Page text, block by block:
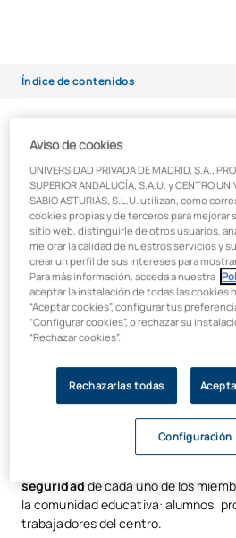
Índice de contenidos
El escenario que estamos viviendo a
precedentes que está poniendo a
Adaptarse a la “nueva normalidad”
teniendo en cuenta que el virus
nuestro país debido a los rebrotes.
Centrándonos en el ámbito
anuncia que está a la vuelta de la
nuevo curso académico, en este
Pero quién nos iba a decir que este
de fondo lasituación derivada a
este 2020.
educativos se preparan a
comienzo un año en el que hay que
seguridad de cada uno de los
la comunidad educativa: alumnos,
trabajadores del centro.
Aviso de cookies
UNIVERSIDAD PRIVADA DE MADRID, S.A.,
SUPERIOR ANDALUCÍA, S.A.U. y CENTRO
SABIO ASTURIAS, S.L.U. utilizan, como
cookies propias y de terceros para mejorar
sitio web, distinguirle de otros usuarios,
mejorar la calidad de nuestros servicios y
crear un perfil de sus intereses para
Para más información, acceda a nuestra
aceptar la instalación de todas las cookies
“Aceptar cookies”, configurar tus
“Configurar cookies”, o rechazar su
“Rechazar cookies”.
Rechazarlas todas
Configuración